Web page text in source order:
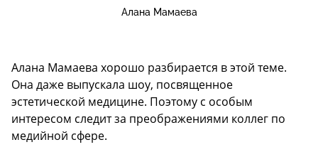
Алана Мамаева
Алана Мамаева хорошо разбирается в этой теме.
Она даже выпускала шоу, посвященное
эстетической медицине. Поэтому с особым
интересом следит за преображениями коллег по
медийной сфере.